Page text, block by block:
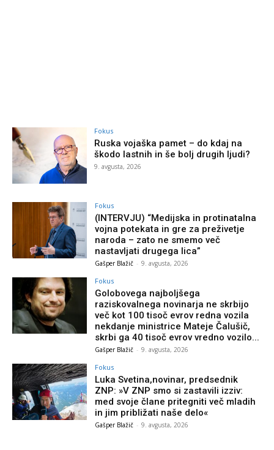
Fokus
Ruska vojaška pamet – do kdaj na
škodo lastnih in še bolj drugih ljudi?
9. avgusta, 2026
Fokus
(INTERVJU) “Medijska in protinatalna
vojna potekata in gre za preživetje
naroda – zato ne smemo več
nastavljati drugega lica”
Gašper Blažič - 9. avgusta, 2026
Fokus
Golobovega najboljšega
raziskovalnega novinarja ne skrbijo
več kot 100 tisoč evrov redna vozila
nekdanje ministrice Mateje Čalušič,
skrbi ga 40 tisoč evrov vredno vozilo...
Gašper Blažič - 9. avgusta, 2026
Fokus
Luka Svetina,novinar, predsednik
ZNP: »V ZNP smo si zastavili izziv:
med svoje člane pritegniti več mladih
in jim približati naše delo«
Gašper Blažič - 9. avgusta, 2026